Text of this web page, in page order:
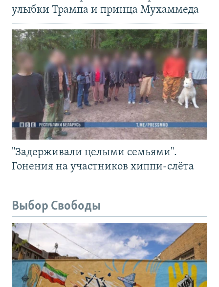
улыбки Трампа и принца Мухаммеда
"Задерживали целыми семьями".
Гонения на участников хиппи-слёта
Выбор Свободы